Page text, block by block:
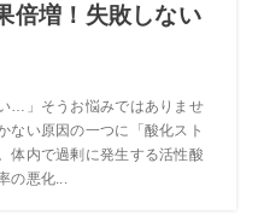
倍増！失敗しない
…」そうお悩みではありませ
ない原因の一つに「酸化スト
体内で過剰に発生する活性酸
の悪化...